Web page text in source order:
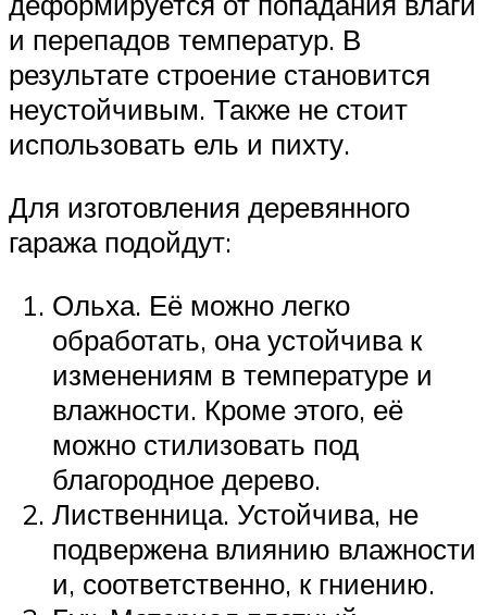
и перепадов температур. В
результате строение становится
неустойчивым. Также не стоит
использовать ель и пихту.
Для изготовления деревянного
гаража подойдут:
Ольха. Её можно легко
обработать, она устойчива к
изменениям в температуре и
влажности. Кроме этого, её
можно стилизовать под
благородное дерево.
Лиственница. Устойчива, не
подвержена влиянию влажности
и, соответственно, к гниению.